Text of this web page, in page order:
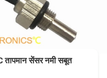
तापमान सेंसर नमी सबूत